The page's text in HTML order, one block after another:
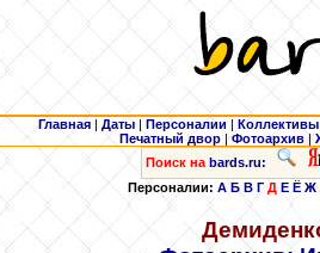
Главная | Даты | Персоналии | Коллективы
Печатный двор |Фотоархив |
Поиск на bards.ru:
Персоналии: А Б В Г Д Е Ё Ж